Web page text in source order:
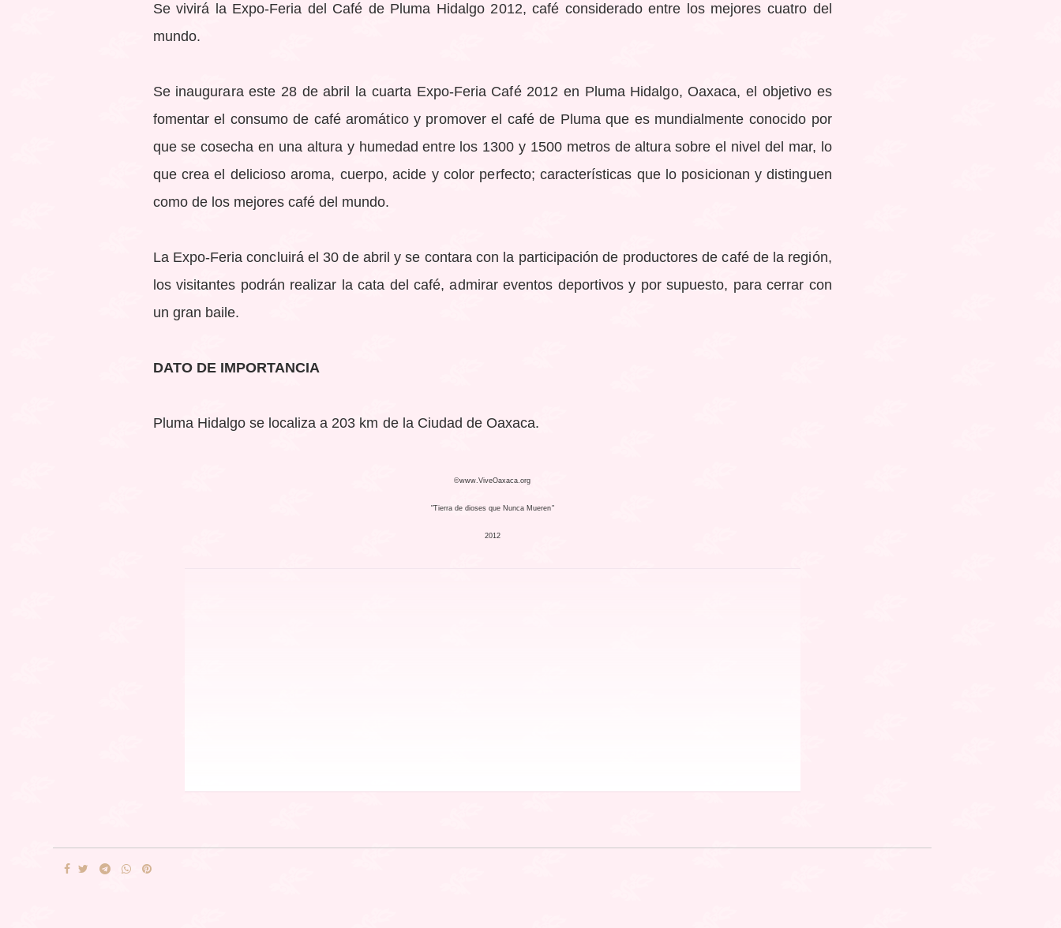
Se vivirá la Expo-Feria del Café de Pluma Hidalgo 2012, café considerado entre los mejores cuatro del
mundo.
Se inaugurara este 28 de abril la cuarta Expo-Feria Café 2012 en Pluma Hidalgo, Oaxaca, el objetivo es
fomentar el consumo de café aromático y promover el café de Pluma que es mundialmente conocido por
que se cosecha en una altura y humedad entre los 1300 y 1500 metros de altura sobre el nivel del mar, lo
que crea el delicioso aroma, cuerpo, acide y color perfecto; características que lo posicionan y distinguen
como de los mejores café del mundo.
La Expo-Feria concluirá el 30 de abril y se contara con la participación de productores de café de la región,
los visitantes podrán realizar la cata del café, admirar eventos deportivos y por supuesto, para cerrar con
un gran baile.
DATO DE IMPORTANCIA
Pluma Hidalgo se localiza a 203 km de la Ciudad de Oaxaca.
©www.ViveOaxaca.org
"Tierra de dioses que Nunca Mueren"
2012